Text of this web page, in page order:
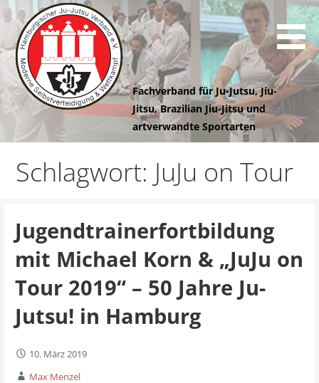
m
h
Hamburgischer
Ju-Jutsu
Verband e.V.
Fachverband für Ju-Jutsu, Jiu-
Jitsu, Brazilian Jiu-Jitsu und
artverwandte Sportarten
Schlagwort: JuJu on Tour
Jugendtrainerfortbildung
mit Michael Korn & „JuJu on
Tour 2019“ – 50 Jahre Ju-
Jutsu! in Hamburg
10. März 2019
Max Menzel